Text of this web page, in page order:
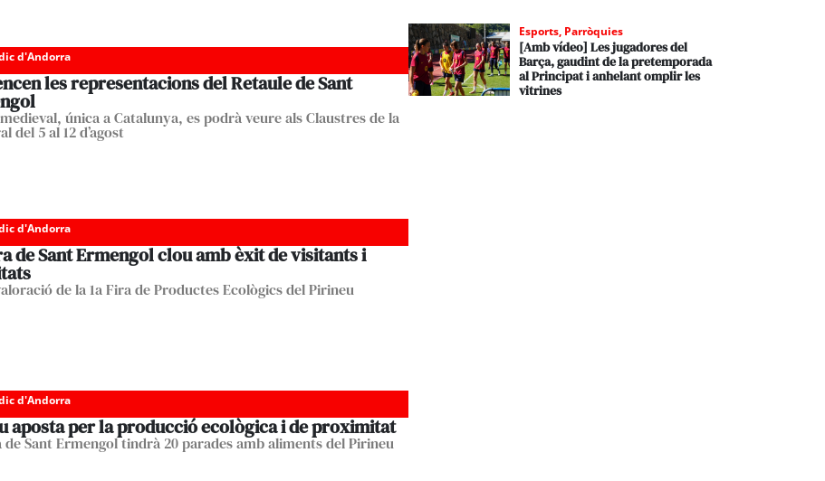
d'Andorra
les representacions del Retaule de Sant
medieval, única a Catalunya, es podrà veure als Claustres de la
del 5 al 12 d’agost
d'Andorra
de Sant Ermengol clou amb èxit de visitants i
de la 1a Fira de Productes Ecològics del Pirineu
d'Andorra
aposta per la producció ecològica i de proximitat
de Sant Ermengol tindrà 20 parades amb aliments del Pirineu
Esports, Parròquies
[Amb vídeo] Les jugadores del
Barça, gaudint de la pretemporada
al Principat i anhelant omplir les
vitrines